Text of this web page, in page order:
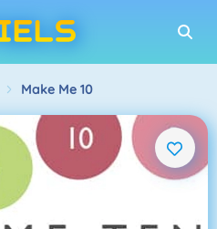
Make Me 10